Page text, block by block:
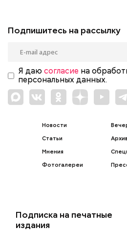
Подпишитесь на рассылку
Я даю согласие на
персональных данных.
Новости
Статьи
Мнения
Фотогалереи
Подписка на печатные
издания